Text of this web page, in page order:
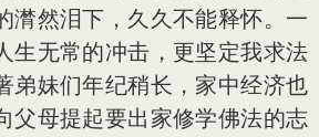
潸然泪下，久久不能释怀。一
生无常的冲击，更坚定我求法
弟妹们年纪稍长，家中经济也
父母提起要出家修学佛法的志